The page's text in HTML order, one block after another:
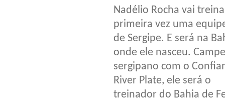
Nadélio Rocha vai
primeira vez uma
de Sergipe. E será na
onde ele nasceu.
sergipano com o
River Plate, ele será o
treinador do Bahia de